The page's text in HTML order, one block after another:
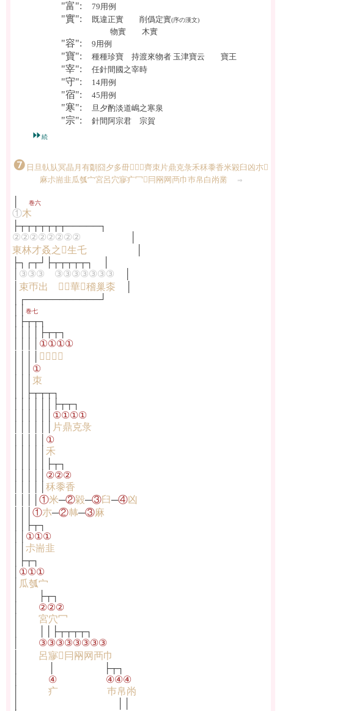
"富": 79用例
"實": 既違正實 削僞定實(序の漢文)
物實 木實
"容": 9用例
"寶": 種種珍寶 持渡來物者 玉津寶云 寶王
"宰": 任針間國之宰時
"守": 14用例
"宿": 45用例
"寒": 旦夕酌淡道嶋之寒泉
"宗": 針間阿宗君 宗賀
⏩続
❼ 日旦倝㫃冥晶月有朙囧夕多毌𢎘𣐺𠧪齊朿片鼎克彔禾秝黍香米毇臼凶朩𣏟
麻尗耑韭瓜瓠宀宮呂穴㝱疒冖𠔼冃㒳网襾巾巿帛白㡀黹
⇒
巻六
①木
├┬┬┬┬┬┬┬─────┐
②②②②②②②②
東林才叒之𣎵生乇
├┐┌┬┘├┬┬┬┬┬┐ │
③③③ ③③③③③③③
束帀出 𠂹𠌶華𥝌稽巢桼
│┌───────────┘
巻七
│├┬┬┐
││││├┬┬┐
①①①①
𢎘𣐺𠧪齊
①
朿
││├┬┬┬┐
││││││├┬┬┐
①①①①
片鼎克彔
①
禾
│││││├┬┐
②②②
秝黍香
①米─②毇─③臼─④凶
①朩─②𣏟─③麻
││├┬┐
①①①
尗耑韭
│├┬┐
①①①
瓜瓠宀
│ ├┬┐
②②②
宮穴冖
│ ││├┬┬┬┬┐
③③③③③③③③
呂㝱𠔼冃㒳网襾巾
│ │ ├┬┐
④
④④④
疒
巿帛㡀